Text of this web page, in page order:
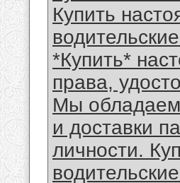
Купить
*Купить*
права,
Мы обладаем
и доставки
личности.